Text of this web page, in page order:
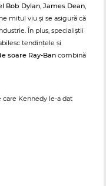
Bob Dylan, James Dean,
mitul viu și se asigură că
În plus, specialiștii
tendințele și
soare Ray-Ban combină
Kennedy le-a dat